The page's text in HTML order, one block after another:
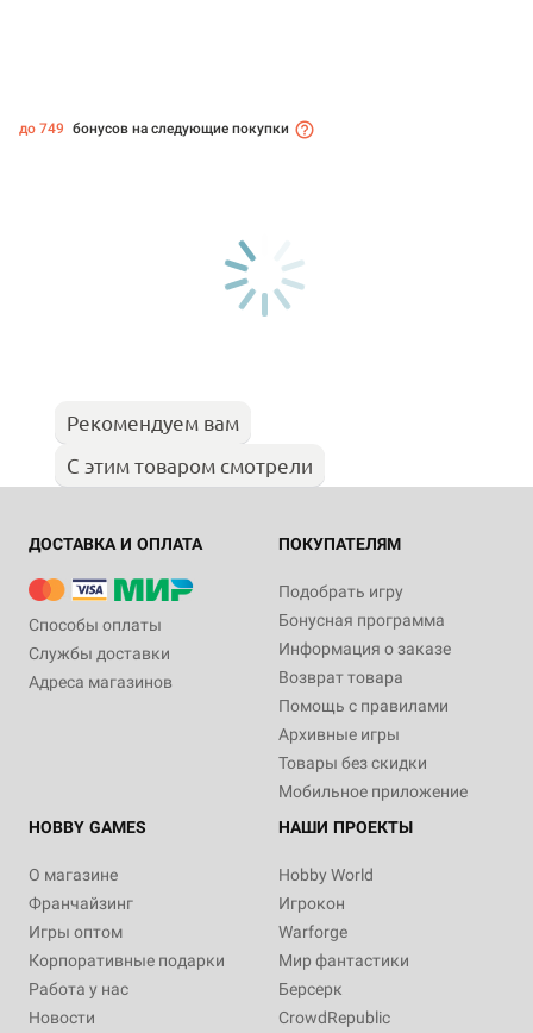
до 749 бонусов на следующие покупки
Рекомендуем вам
С этим товаром смотрели
ДОСТАВКА И ОПЛАТА
Способы оплаты
Службы доставки
Адреса магазинов
ПОКУПАТЕЛЯМ
Подобрать игру
Бонусная программа
Информация о заказе
Возврат товара
Помощь с правилами
Архивные игры
Товары без скидки
Мобильное приложение
HOBBY GAMES
О магазине
Франчайзинг
Игры оптом
Корпоративные подарки
Работа у нас
Новости
НАШИ ПРОЕКТЫ
Hobby World
Игрокон
Warforge
Мир фантастики
Берсерк
CrowdRepublic